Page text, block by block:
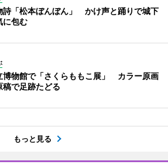
詩「松本ぼんぼん」 かけ声と踊りで城下
に包む
博物館で「さくらももこ展」 カラー原画
稿で足跡たどる
もっと見る